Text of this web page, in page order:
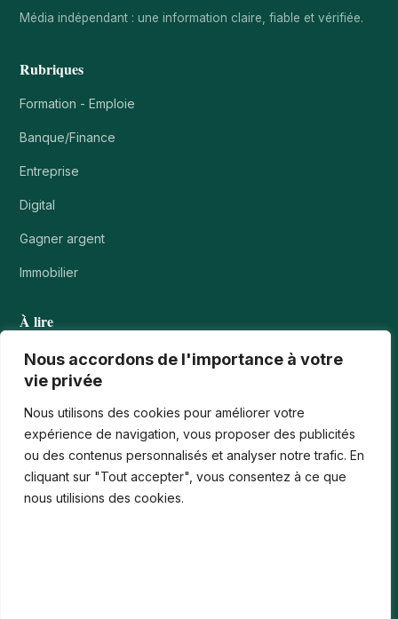
Nous accordons de l'importance à votre
vie privée
Nous utilisons des cookies pour améliorer votre
expérience de navigation, vous proposer des publicités
ou des contenus personnalisés et analyser notre trafic. En
cliquant sur "Tout accepter", vous consentez à ce que
nous utilisions des cookies.
Média indépendant : une information claire, fiable et vérifiée.
Rubriques
Formation - Emploie
Banque/Finance
Entreprise
Digital
Gagner argent
Immobilier
À lire
Tournois casino : comprendre points, rangs et…
Les paiements numériques face aux nouvelles cyberfraudes
Bonus de bienvenue en France : comment…
Casinos iPhone en France : 2026 Guide…
Monter en compétences digitales en entreprise :…